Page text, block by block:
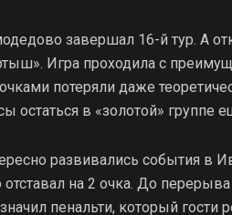
завершал 16-й тур. А
Игра проходила с
потеряли даже
остаться в «золотой» группе
развивались события в
отставал на 2 очка. До
пенальти, который